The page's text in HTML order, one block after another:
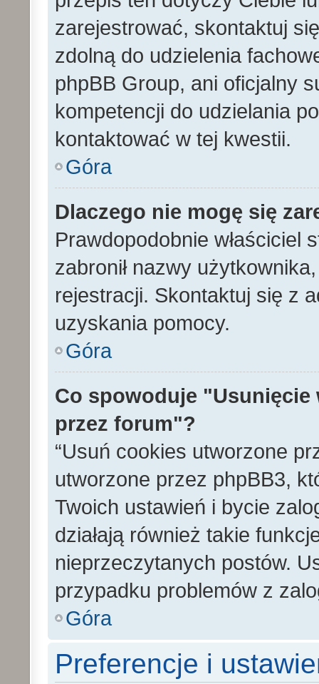
zarejestrować, skontaktuj
zdolną do udzielenia
phpBB Group, ani oficjalny
kompetencji do udzielania
kontaktować w tej kwestii.
Góra
Dlaczego nie mogę się
Prawdopodobnie właściciel
zabronił nazwy
rejestracji. Skontaktuj się z
uzyskania pomocy.
Góra
Co spowoduje
przez forum"?
“Usuń cookies utworzone
utworzone przez phpBB3,
Twoich ustawień i bycie
działają również takie
nieprzeczytanych postów.
przypadku problemów z
Góra
Preferencje i